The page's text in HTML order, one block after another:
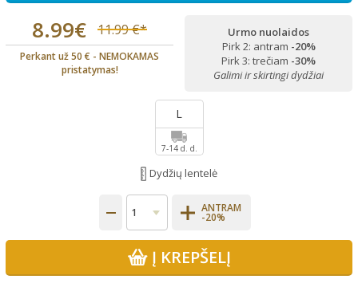
8.99€ 11.99 €*
Perkant už 50 € - NEMOKAMAS
pristatymas!
Urmo nuolaidos
Pirk 2: antram -20%
Pirk 3: trečiam -30%
Galimi ir skirtingi dydžiai
L
7-14 d. d.
Dydžių lentelė
ANTRAM
-20%
Į KREPŠELĮ